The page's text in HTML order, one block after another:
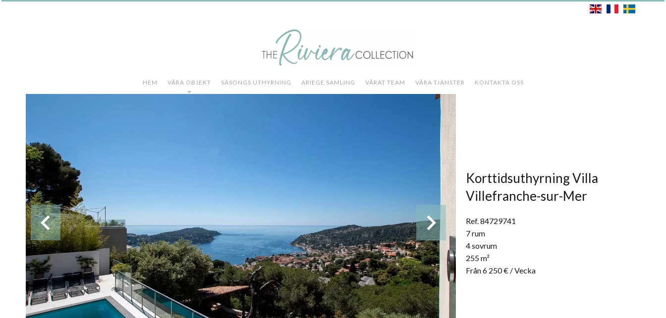
HEM VÅRA OBJEKT SÄSONGS UTHYRNING ARIEGE SAMLING VÅRAT TEAM VÅRA TJÄNSTER KONTAKTA OSS
Korttidsuthyrning Villa
Villefranche-sur-Mer
Ref. 84729741
7 rum
4 sovrum
255 m²
Från 6 250 € / Vecka